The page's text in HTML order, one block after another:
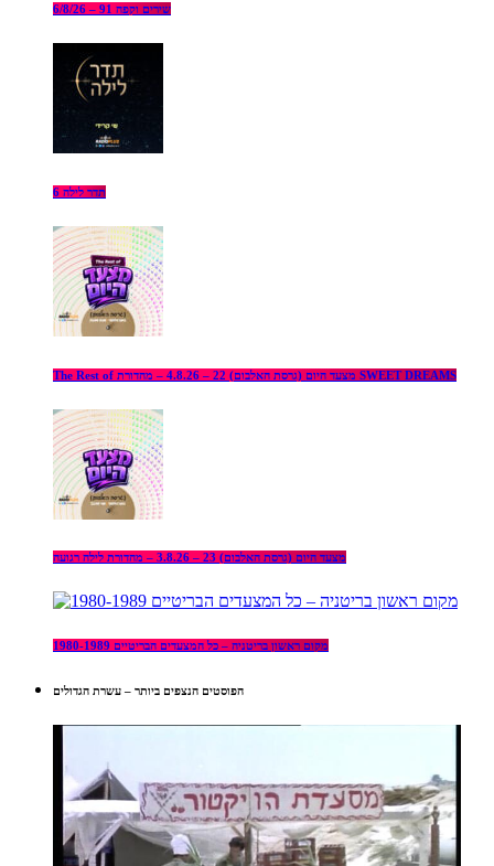
שירים וקפה 91 – 6/8/26
תדר לילה 6
The Rest of מצעד היום (גרסת האלבום) 22 – 4.8.26 – מהדורת SWEET DREAMS
מצעד היום (גרסת האלבום) 23 – 3.8.26 – מהדורת לילה רגועה
מקום ראשון בריטניה – כל המצעדים הבריטיים 1980-1989
הפוסטים הנצפים ביותר – עשרת הגדולים